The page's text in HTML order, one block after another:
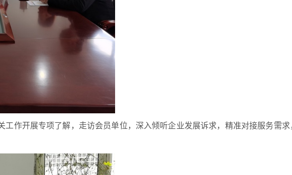
作开展专项了解，走访会员单位，深入倾听企业发展诉求，精准对接服务需求